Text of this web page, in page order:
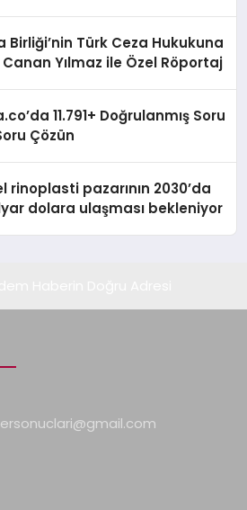
Birliği’nin Türk Ceza Hukukuna
Canan Yılmaz ile Özel Röportaj
11.791+ Doğrulanmış Soru
Çözün
rinoplasti pazarının 2030’da
dolara ulaşması bekleniyor